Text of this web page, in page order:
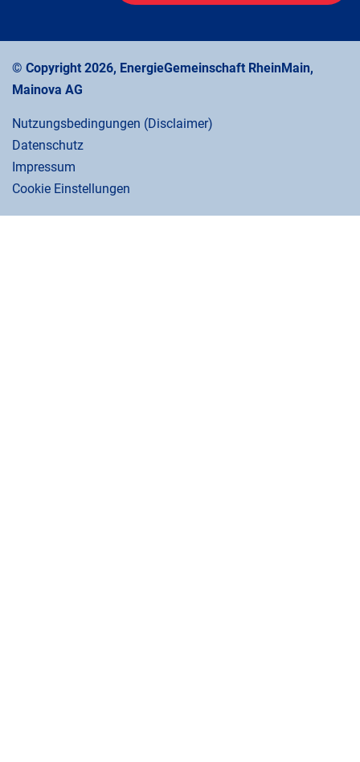
© Copyright 2026, EnergieGemeinschaft RheinMain,
Mainova AG
Nutzungsbedingungen (Disclaimer)
Datenschutz
Impressum
Cookie Einstellungen